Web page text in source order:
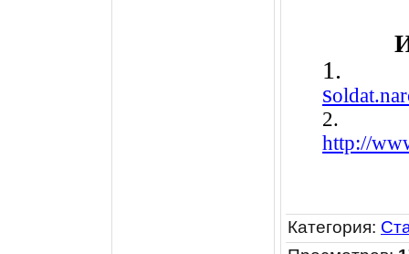
s
2.
http://
Категория: